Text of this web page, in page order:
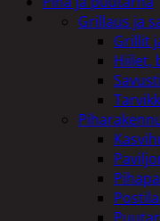
Grillaus ja
Grillit
Hiilet,